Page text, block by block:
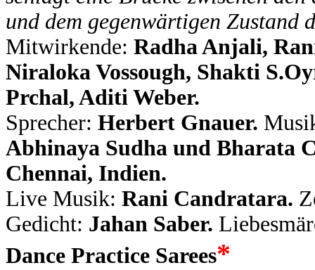
und dem gegenwärtigen Zustand
Mitwirkende: Radha Anjali,
Niraloka Vossough, Shakti
Prchal, Aditi Weber.
Sprecher: Herbert Gnauer.
Abhinaya Sudha und Bharata
Chennai, Indien.
Live Musik: Rani Candratara.
Gedicht: Jahan Saber.
Dance Practice Sarees*